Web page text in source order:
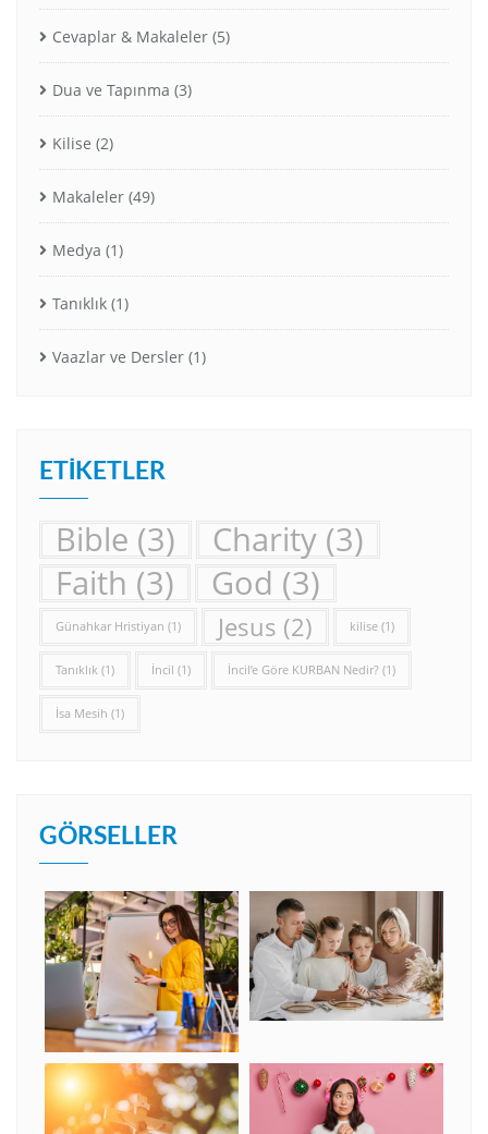
Cevaplar & Makaleler (5)
Dua ve Tapınma (3)
Kilise (2)
Makaleler (49)
Medya (1)
Tanıklık (1)
Vaazlar ve Dersler (1)
ETIKETLER
Bible (3) Charity (3)
Faith (3) God (3)
Günahkar Hristiyan (1) Jesus (2) kilise (1)
Tanıklık (1) İncil (1) İncil’e Göre KURBAN Nedir? (1)
İsa Mesih (1)
GÖRSELLER